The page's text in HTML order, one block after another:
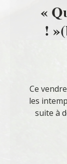
«
!
Ce
les
suite à